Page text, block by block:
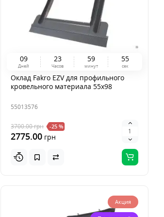
09
Дней
23
Часов
59
минут
54
сек
Оклад Fakro EZV для профильного
кровельного материала 55x98
55013576
3700.00грн -25 %
2775.00грн
Акция